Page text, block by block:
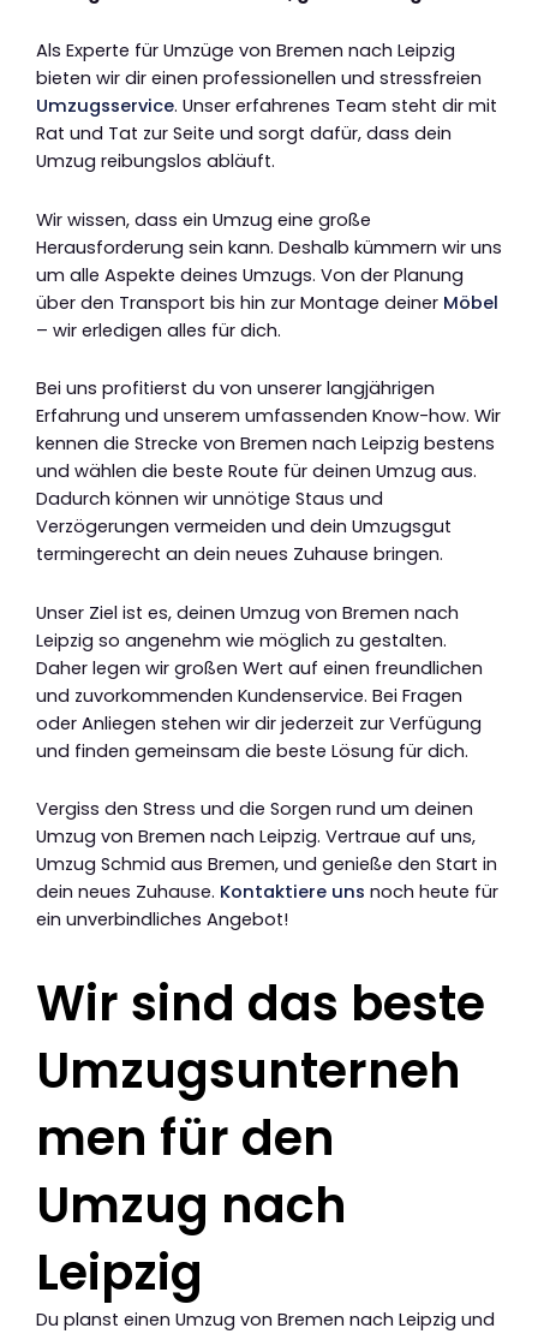
Als Experte für Umzüge von Bremen nach Leipzig
bieten wir dir einen professionellen und stressfreien
Umzugsservice. Unser erfahrenes Team steht dir mit
Rat und Tat zur Seite und sorgt dafür, dass dein
Umzug reibungslos abläuft.
Wir wissen, dass ein Umzug eine große
Herausforderung sein kann. Deshalb kümmern wir uns
um alle Aspekte deines Umzugs. Von der Planung
über den Transport bis hin zur Montage deiner Möbel
– wir erledigen alles für dich.
Bei uns profitierst du von unserer langjährigen
Erfahrung und unserem umfassenden Know-how. Wir
kennen die Strecke von Bremen nach Leipzig bestens
und wählen die beste Route für deinen Umzug aus.
Dadurch können wir unnötige Staus und
Verzögerungen vermeiden und dein Umzugsgut
termingerecht an dein neues Zuhause bringen.
Unser Ziel ist es, deinen Umzug von Bremen nach
Leipzig so angenehm wie möglich zu gestalten.
Daher legen wir großen Wert auf einen freundlichen
und zuvorkommenden Kundenservice. Bei Fragen
oder Anliegen stehen wir dir jederzeit zur Verfügung
und finden gemeinsam die beste Lösung für dich.
Vergiss den Stress und die Sorgen rund um deinen
Umzug von Bremen nach Leipzig. Vertraue auf uns,
Umzug Schmid aus Bremen, und genieße den Start in
dein neues Zuhause. Kontaktiere uns noch heute für
ein unverbindliches Angebot!
Wir sind das beste
Umzugsunterneh
men für den
Umzug nach
Leipzig
Du planst einen Umzug von Bremen nach Leipzig und